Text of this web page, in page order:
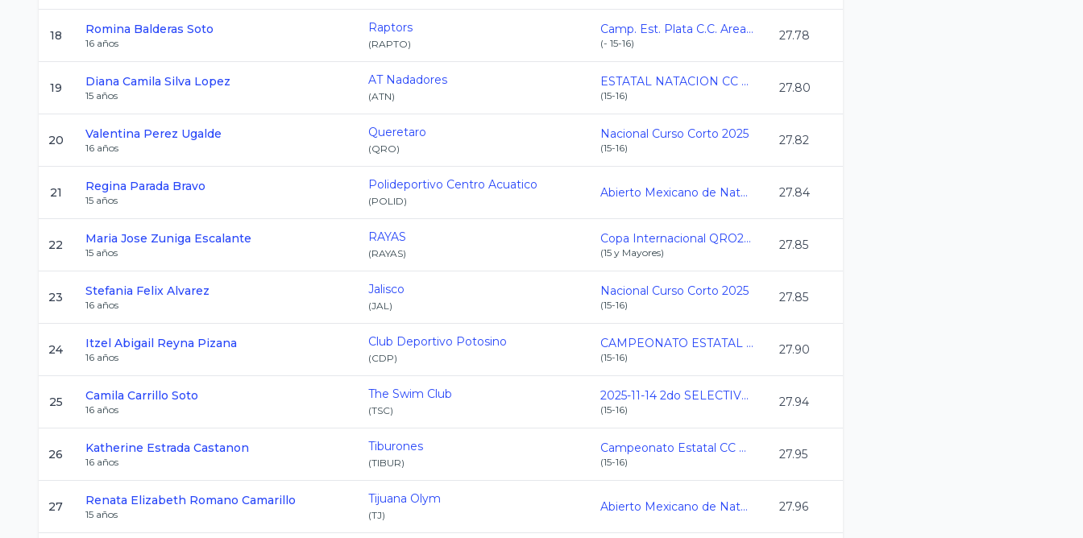
18 Romina Balderas Soto
16 años
Raptors
(RAPTO)
Camp. Est. Plata C.C. Area Toluca 2024-2025
(- 15-16)
27.78
19 Diana Camila Silva Lopez
15 años
AT Nadadores
(ATN)
ESTATAL NATACION CC YUCATAN 2025
(15-16)
27.80
20 Valentina Perez Ugalde
16 años
Queretaro
(QRO)
Nacional Curso Corto 2025
(15-16)
27.82
21 Regina Parada Bravo
15 años
Polideportivo Centro Acuatico
(POLID)
Abierto Mexicano de Natacion 2025 27.84
22 Maria Jose Zuniga Escalante
15 años
RAYAS
(RAYAS)
Copa Internacional QRO2025 CC
(15 y Mayores)
27.85
23 Stefania Felix Alvarez
16 años
Jalisco
(JAL)
Nacional Curso Corto 2025
(15-16)
27.85
24 Itzel Abigail Reyna Pizana
16 años
Club Deportivo Potosino
(CDP)
CAMPEONATO ESTATAL POTOSINO CURSO CORTO 2025
(15-16)
27.90
25 Camila Carrillo Soto
16 años
The Swim Club
(TSC)
2025-11-14 2do SELECTIVO A NACIONALES DE CC
(15-16)
27.94
26 Katherine Estrada Castanon
16 años
Tiburones
(TIBUR)
Campeonato Estatal CC Queretaro 2025
(15-16)
27.95
27 Renata Elizabeth Romano Camarillo
15 años
Tijuana Olym
(TJ)
Abierto Mexicano de Natacion 2025 27.96